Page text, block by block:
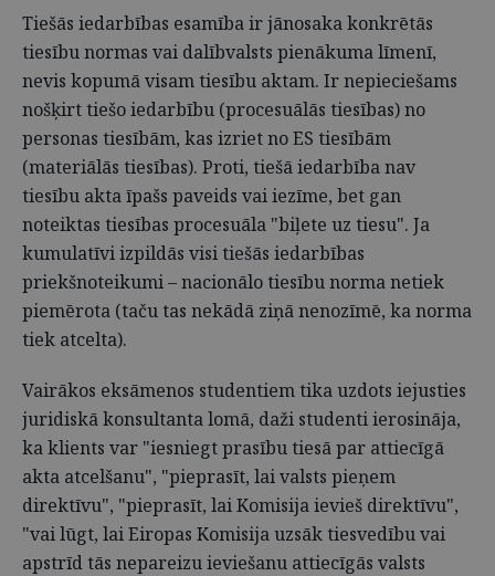
Tiešās iedarbības esamība ir jānosaka konkrētās
tiesību normas vai dalībvalsts pienākuma līmenī,
nevis kopumā visam tiesību aktam. Ir nepieciešams
nošķirt tiešo iedarbību (procesuālās tiesības) no
personas tiesībām, kas izriet no ES tiesībām
(materiālās tiesības). Proti, tiešā iedarbība nav
tiesību akta īpašs paveids vai iezīme, bet gan
noteiktas tiesības procesuāla "biļete uz tiesu". Ja
kumulatīvi izpildās visi tiešās iedarbības
priekšnoteikumi – nacionālo tiesību norma netiek
piemērota (taču tas nekādā ziņā nenozīmē, ka norma
tiek atcelta).
Vairākos eksāmenos studentiem tika uzdots iejusties
juridiskā konsultanta lomā, daži studenti ierosināja,
ka klients var "iesniegt prasību tiesā par attiecīgā
akta atcelšanu", "pieprasīt, lai valsts pieņem
direktīvu", "pieprasīt, lai Komisija ievieš direktīvu",
"vai lūgt, lai Eiropas Komisija uzsāk tiesvedību vai
apstrīd tās nepareizu ieviešanu attiecīgās valsts